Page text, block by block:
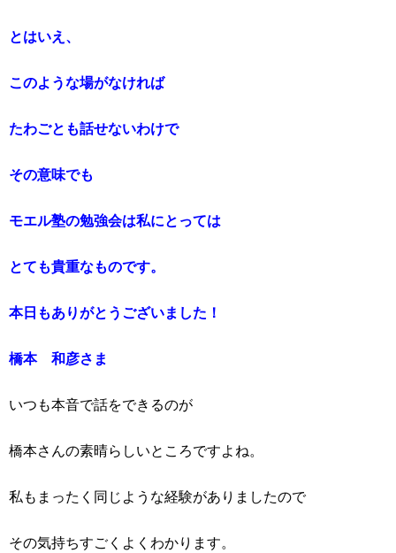
とはいえ、
このような場がなければ
たわごとも話せないわけで
その意味でも
モエル塾の勉強会は私にとっては
とても貴重なものです。
本日もありがとうございました！
橋本 和彦さま
いつも本音で話をできるのが
橋本さんの素晴らしいところですよね。
私もまったく同じような経験がありましたので
その気持ちすごくよくわかります。